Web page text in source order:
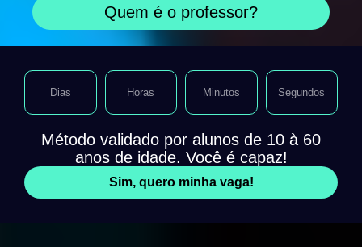
Quem é o professor?
Método validado por alunos de 10 à 60
anos de idade. Você é capaz!
Sim, quero minha vaga!
Dias Horas Minutos Segundos